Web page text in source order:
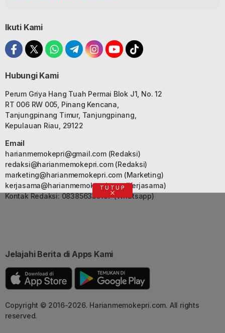
Ikuti Kami
Hubungi Kami
Perum Griya Hang Tuah Permai Blok J1, No. 12
RT 006 RW 005, Pinang Kencana,
Tanjungpinang Timur, Tanjungpinang,
Kepulauan Riau, 29122
Email
harianmemokepri@gmail.com(Redaksi)
redaksi@harianmemokepri.com(Redaksi)
marketing@harianmemokepri.com(Marketing)
kerjasama@harianmemokepri.com(Kerjasama)
Kontak Redaksi: 083856335187 (Whatsapp)
Jelajahi Berita di Apps Kami
Copyright © 2016-2026. Harianmemokepri.com. All rights
reserved.
TUTUP